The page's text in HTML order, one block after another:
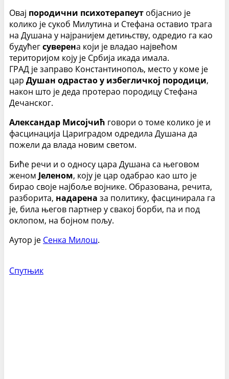
Овај породични психотерапеут објаснио је
колико је сукоб Милутина и Стефана оставио трага
на Душана у најранијем детињству, одредио га као
будућегсуверена који је владао највећом
територијом коју је Србија икада имала.
ГРАД је заправо Константинопољ, место у коме је
цар Душан одрастао у избегличкој породици,
након што је деда протерао породицу Стефана
Дечанског.
Александар Мисојчић говори о томе колико је и
фасцинација Цариградом одредила Душана да
пожели да влада новим светом.
Биће речи и о односу цара Душана са његовом
женом Јеленом, коју је цар одабрао као што је
бирао своје најбоље војнике. Образована, речита,
разборита, надарена за политику, фасцинирала га
је, била његов партнер у свакој борби, па и под
оклопом, на бојном пољу.
Аутор је Сенка Милош.
Спутњик